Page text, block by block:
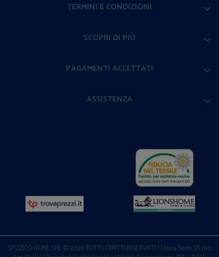
TERMINI E CONDIZIONI
SCOPRI DI PIÙ
PAGAMENTI ACCETTATI
ASSISTENZA
SPIZZICO HOME SRL © 2026 TUTTI I DIRITTI RISERVATI. | Unica Sede SS 100,